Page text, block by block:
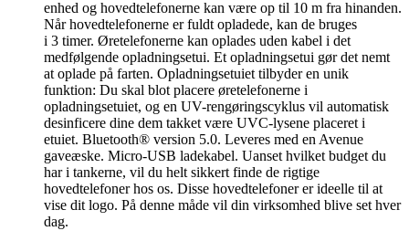
enhed og hovedtelefonerne kan være op til 10 m fra hinanden.
Når hovedtelefonerne er fuldt opladede, kan de bruges
i 3 timer. Øretelefonerne kan oplades uden kabel i det
medfølgende opladningsetui. Et opladningsetui gør det nemt
at oplade på farten. Opladningsetuiet tilbyder en unik
funktion: Du skal blot placere øretelefonerne i
opladningsetuiet, og en UV-rengøringscyklus vil automatisk
desinficere dine dem takket være UVC-lysene placeret i
etuiet. Bluetooth® version 5.0. Leveres med en Avenue
gaveæske. Micro-USB ladekabel. Uanset hvilket budget du
har i tankerne, vil du helt sikkert finde de rigtige
hovedtelefoner hos os. Disse hovedtelefoner er ideelle til at
vise dit logo. På denne måde vil din virksomhed blive set hver
dag.